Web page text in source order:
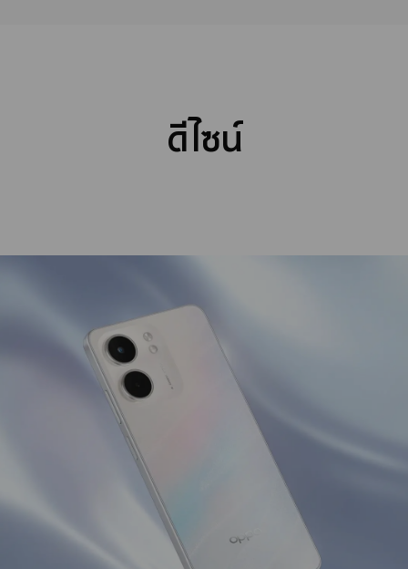
ดีไซน์